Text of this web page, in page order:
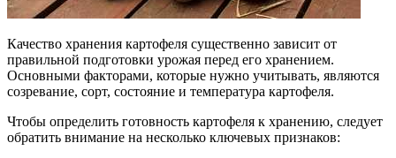
Качество хранения картофеля существенно зависит от
правильной подготовки урожая перед его хранением.
Основными факторами, которые нужно учитывать, являются
созревание, сорт, состояние и температура картофеля.
Чтобы определить готовность картофеля к хранению, следует
обратить внимание на несколько ключевых признаков: